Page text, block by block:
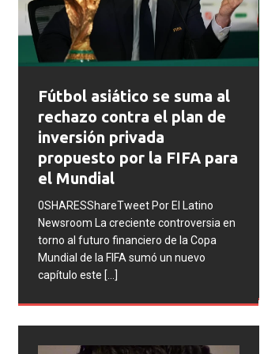
FIFA abre expedientes
disciplinarios contra
Argentina tras los
incidentes en la final del
Mundial 2026
0SHARESShareTweet Por El Latino
Newsroom La FIFA inició una serie de
procesos disciplinarios contra la
Asociación del Fútbol Argentino (AFA),
cuatro integrantes de la selección